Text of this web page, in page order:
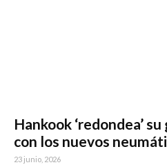
Hankook ‘redondea’
con los nuevos
23 junio, 2026